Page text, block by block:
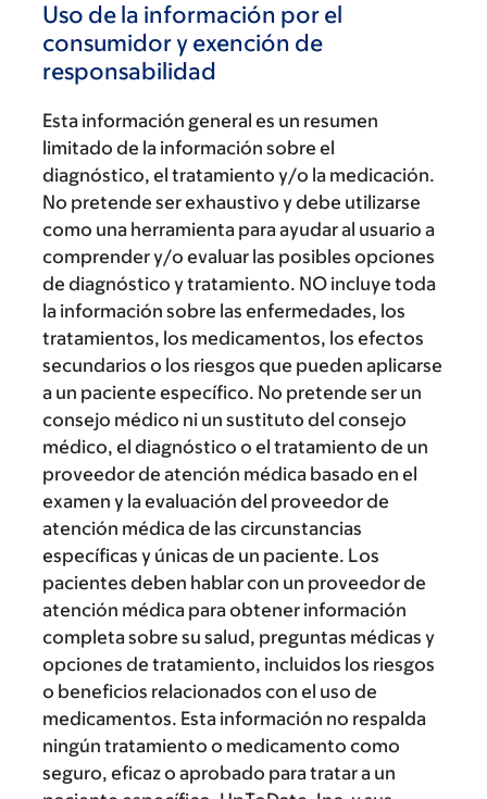
Uso de la información por el
consumidor y exención de
responsabilidad
Esta información general es un resumen
limitado de la información sobre el
diagnóstico, el tratamiento y/o la medicación.
No pretende ser exhaustivo y debe utilizarse
como una herramienta para ayudar al usuario a
comprender y/o evaluar las posibles opciones
de diagnóstico y tratamiento. NO incluye toda
la información sobre las enfermedades, los
tratamientos, los medicamentos, los efectos
secundarios o los riesgos que pueden aplicarse
a un paciente específico. No pretende ser un
consejo médico ni un sustituto del consejo
médico, el diagnóstico o el tratamiento de un
proveedor de atención médica basado en el
examen y la evaluación del proveedor de
atención médica de las circunstancias
específicas y únicas de un paciente. Los
pacientes deben hablar con un proveedor de
atención médica para obtener información
completa sobre su salud, preguntas médicas y
opciones de tratamiento, incluidos los riesgos
o beneficios relacionados con el uso de
medicamentos. Esta información no respalda
ningún tratamiento o medicamento como
seguro, eficaz o aprobado para tratar a un